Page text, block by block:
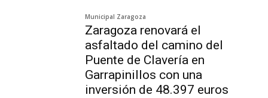
Municipal Zaragoza
Zaragoza renovará el
asfaltado del camino del
Puente de Clavería en
Garrapinillos con una
inversión de 48.397 euros